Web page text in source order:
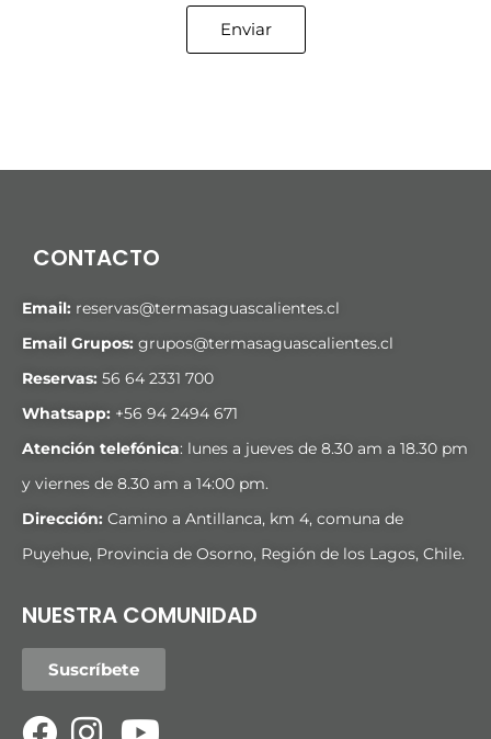
CONTACTO
Email: reservas@termasaguascalientes.cl
Email Grupos: grupos@termasaguascalientes.cl
Reservas: 56 64 2331 700
Whatsapp: +56 94 2494 671
Atención telefónica: lunes a jueves de 8.30 am a 18.30 pm
y viernes de 8.30 am a 14:00 pm.
Dirección: Camino a Antillanca, km 4, comuna de
Puyehue, Provincia de Osorno, Región de los Lagos, Chile.
NUESTRA COMUNIDAD
Suscríbete